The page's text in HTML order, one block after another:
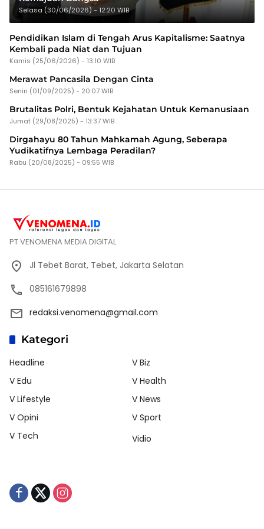
Selasa (30/06/2026) - 12:20 WIB
Pendidikan Islam di Tengah Arus Kapitalisme: Saatnya
Kembali pada Niat dan Tujuan
Kamis (25/06/2026) - 13:10 WIB
Merawat Pancasila Dengan Cinta
Senin (01/09/2025) - 20:07 WIB
Brutalitas Polri, Bentuk Kejahatan Untuk Kemanusiaan
Jumat (29/08/2025) - 13:37 WIB
Dirgahayu 80 Tahun Mahkamah Agung, Seberapa
Yudikatifnya Lembaga Peradilan?
Rabu (20/08/2025) - 09:55 WIB
PT VENOMENA MEDIA DIGITAL
Jl Tebet Barat, Tebet, Jakarta Selatan
085161679898
redaksi.venomena@gmail.com
Kategori
Headline
V Biz
V Edu
V Health
V Lifestyle
V News
V Opini
V Sport
V Tech
Vidio